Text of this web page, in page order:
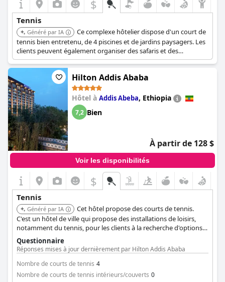
$
Tennis
Généré par IA
Ce complexe hôtelier dispose d'un court de
tennis bien entretenu, de 4 piscines et de jardins paysagers. Les
clients peuvent également organiser des safaris et des
observations de gibier, ce qui en fait une expérience complète
pour les amateurs de sport et les amoureux de la nature.
Hilton Addis Ababa
Hôtel à Addis Abeba, Ethiopia
7,2 Bien
À partir de 128 $
Voir les disponibilités
$
Tennis
Généré par IA
Cet hôtel propose des courts de tennis.
C'est un hôtel de ville qui propose des installations de loisirs,
notamment du tennis, pour les clients à la recherche d'options
d'activités.
Questionnaire
Réponses mises à jour dernièrement par Hilton Addis Ababa
Nombre de courts de tennis 4
Nombre de courts de tennis intérieurs/couverts 0